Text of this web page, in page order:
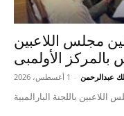
مجلس اللاعبين
عبدالرحمن - 1 أغسطس، 2026
اللاعبين باللجنة البارالمبية